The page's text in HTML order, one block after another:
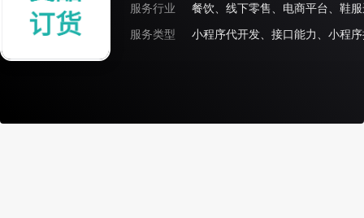
服务行业
服务类型
小程序代开发、接口能力、小程